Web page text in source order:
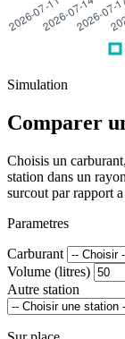
Simulation
Comparer
Choisis un
station dans un
surcout par rapport
Parametres
Carburant
Volume (litres)
Autre station